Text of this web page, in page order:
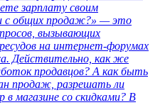
зарплату своим
с общих продаж?» — это
вызывающих
на интернет-форумах
Действительно, как же
продавцов? А как быть
продаж, разрешать ли
магазине со скидками? В